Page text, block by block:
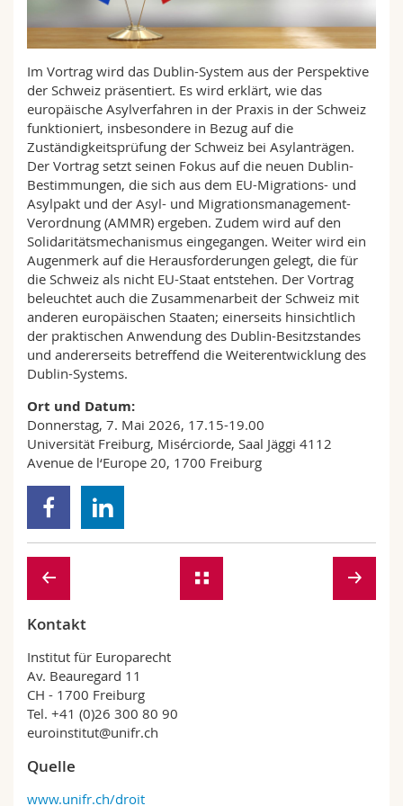
Math.-Nat. und Med. Fak.
Mitarbeitende
Webmail
Vorlesungsverzeichnis
MyUnifr
Im Vortrag wird das Dublin-System aus der Perspektive
der Schweiz präsentiert. Es wird erklärt, wie das
europäische Asylverfahren in der Praxis in der Schweiz
funktioniert, insbesondere in Bezug auf die
Zuständigkeitsprüfung der Schweiz bei Asylanträgen.
Der Vortrag setzt seinen Fokus auf die neuen Dublin-
Bestimmungen, die sich aus dem EU-Migrations- und
Asylpakt und der Asyl- und Migrationsmanagement-
Verordnung (AMMR) ergeben. Zudem wird auf den
Solidaritätsmechanismus eingegangen. Weiter wird ein
Augenmerk auf die Herausforderungen gelegt, die für
die Schweiz als nicht EU-Staat entstehen. Der Vortrag
beleuchtet auch die Zusammenarbeit der Schweiz mit
anderen europäischen Staaten; einerseits hinsichtlich
der praktischen Anwendung des Dublin-Besitzstandes
und andererseits betreffend die Weiterentwicklung des
Dublin-Systems.
Ort und Datum:
Donnerstag, 7. Mai 2026, 17.15-19.00
Universität Freiburg, Misérciorde, Saal Jäggi 4112
Avenue de l‘Europe 20, 1700 Freiburg
Kontakt
Institut für Europarecht
Av. Beauregard 11
CH - 1700 Freiburg
Tel. +41 (0)26 300 80 90
euroinstitut@unifr.ch
Quelle
www.unifr.ch/droit